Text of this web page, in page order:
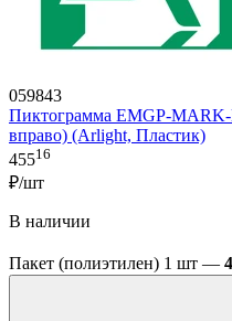
059843
Пиктограмма EMGP-
вправо) (Arlight, Пластик)
45516
₽/шт
В наличии
Пакет (полиэтилен) 1 шт —